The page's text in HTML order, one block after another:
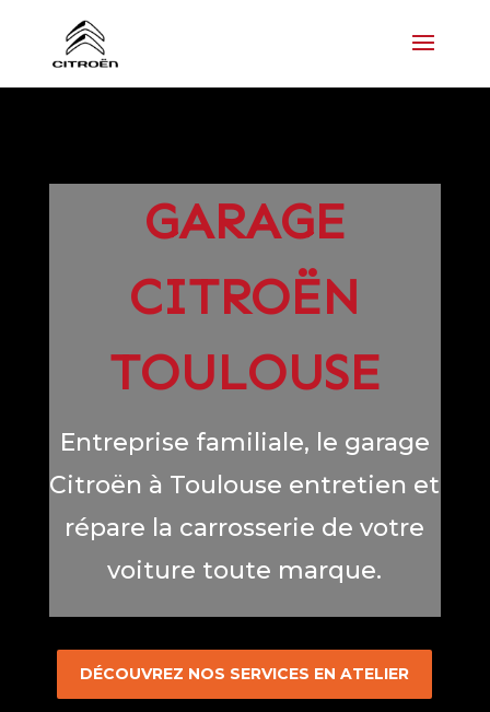
GARAGE
CITROËN
TOULOUSE
Entreprise familiale, le garage
Citroën à Toulouse entretien et
répare la carrosserie de votre
voiture toute marque.
DÉCOUVREZ NOS SERVICES EN ATELIER